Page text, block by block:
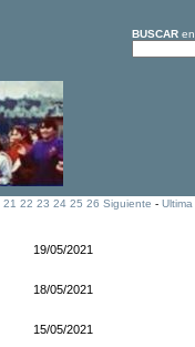
BUSCARen
21 22 23 24 25 26 Siguiente - Ultima
19/05/2021
18/05/2021
15/05/2021